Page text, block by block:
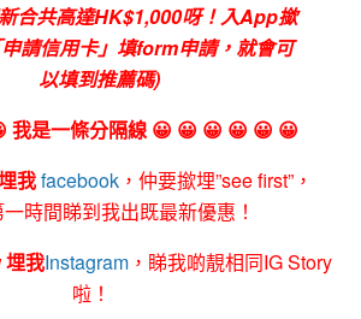
合共高達HK$1,000呀！入App撳
請信用卡」填form申請，就會可
以填到推薦碼)
我是一條分隔線 😀 😀 😀 😀 😀 😀
我facebook ，仲要撳埋”see first”，
時間睇到我出既最新優惠！
埋我Instagram ，睇我啲靚相同IG Story
啦！